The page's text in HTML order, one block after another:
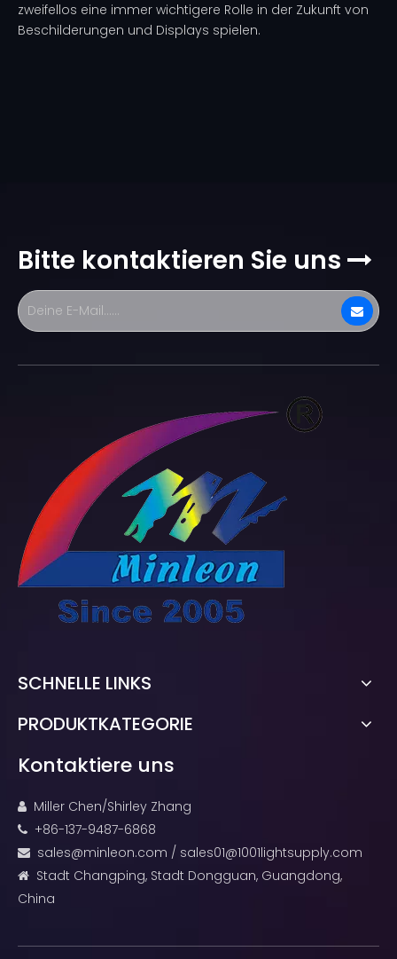
zweifellos eine immer wichtigere Rolle in der Zukunft von
Beschilderungen und Displays spielen.
Bitte kontaktieren Sie uns 
SCHNELLE LINKS
PRODUKTKATEGORIE
Kontaktiere uns
 Miller Chen/Shirley Zhang
 +86-137-9487-6868
 sales@minleon.com / sales01@1001lightsupply.com

Stadt Changping, Stadt Dongguan, Guangdong,
China